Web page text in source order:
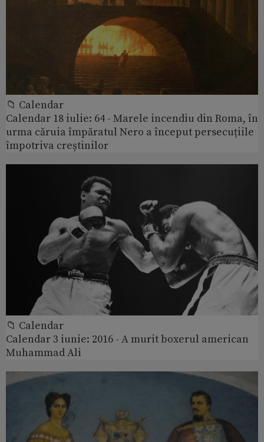
📁 Calendar
Calendar 18 iulie: 64 - Marele incendiu din Roma, în
urma căruia împăratul Nero a început persecuțiile
împotriva creștinilor
📁 Calendar
Calendar 3 iunie: 2016 - A murit boxerul american
Muhammad Ali